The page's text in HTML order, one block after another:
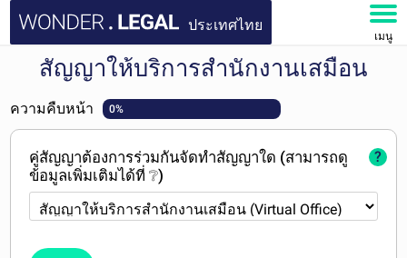
ประเทศไทย
เมนู
หน้าหลัก
เอกสาร
คำถามที่พบบ่อย
บัญชีของฉัน
สัญญาให้บริการสำนักงานเสมือน
ความคืบหน้า 0%
คู่สัญญาต้องการร่วมกันจัดทำสัญญาใด (สามารถดู
ข้อมูลเพิ่มเติมได้ที่ ❔)
?